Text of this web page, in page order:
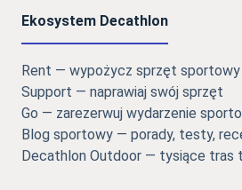
Ekosystem Decathlon
Rent — wypożycz sprzęt sportowy
Support — naprawiaj swój sprzęt
Go — zarezerwuj wydarzenie
Blog sportowy — porady, testy,
Decathlon Outdoor — tysiące tras